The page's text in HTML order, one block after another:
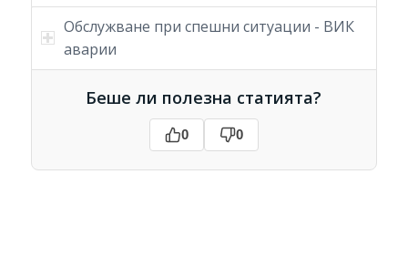
Обслужване при спешни ситуации - ВИК
аварии
Беше ли полезна статията?
0 0